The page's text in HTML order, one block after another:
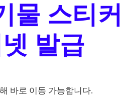
물 스티커
발급
바로 이동 가능합니다.